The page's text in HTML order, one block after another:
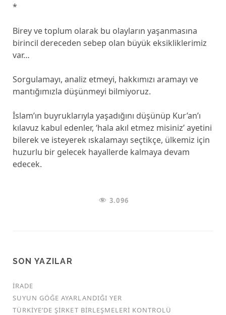
*
Birey ve toplum olarak bu olayların yaşanmasına
birincil dereceden sebep olan büyük eksikliklerimiz
var…
Sorgulamayı, analiz etmeyi, hakkımızı aramayı ve
mantığımızla düşünmeyi bilmiyoruz.
İslam’ın buyruklarıyla yaşadığını düşünüp Kur’an’ı
kılavuz kabul edenler, ‘hala akıl etmez misiniz’ ayetini
bilerek ve isteyerek ıskalamayı seçtikçe, ülkemiz için
huzurlu bir gelecek hayallerde kalmaya devam
edecek.
3.096
SON YAZILAR
İRADE
SUYUN GÖĞE AYARLANDIĞI YER
TÜRKİYE’DE ŞİRKET BİRLEŞMELERİ KONTROLÜ